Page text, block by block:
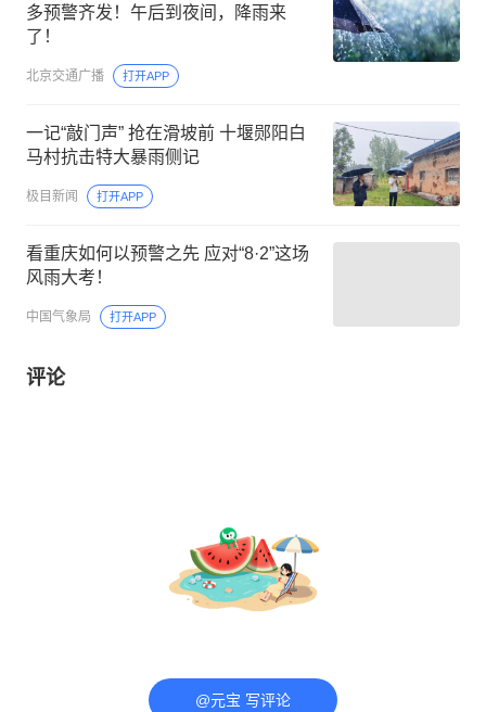
多预警齐发！午后到夜间，降雨来
了！
北京交通广播 打开APP
一记“敲门声” 抢在滑坡前 十堰郧阳白
马村抗击特大暴雨侧记
极目新闻 打开APP
看重庆如何以预警之先 应对“8·2”这场
风雨大考！
中国气象局 打开APP
评论
@元宝 写评论